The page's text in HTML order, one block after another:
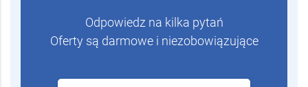
Odpowiedz na kilka pytań
Oferty są darmowe i niezobowiązujące